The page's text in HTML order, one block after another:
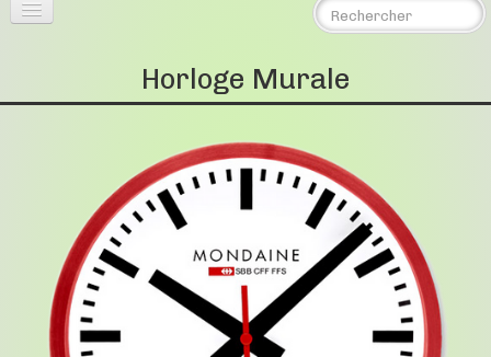
Assemblée Générales▼
Comptes rendus▼
Souvenirs
Horloge Murale